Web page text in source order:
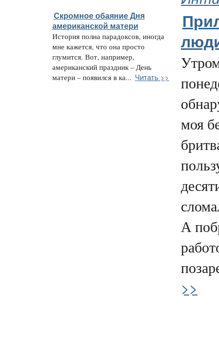
Скромное обаяние Дня
американской матери
История полна парадоксов, иногда
мне кажется, что она просто
глумится. Вот, например,
американский праздник – День
матери – появился в ка... Читать >>
моя
А
>>